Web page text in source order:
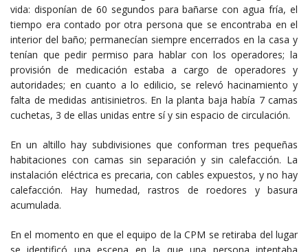
vida: disponían de 60 segundos para bañarse con agua fría, el
tiempo era contado por otra persona que se encontraba en el
interior del baño; permanecían siempre encerrados en la casa y
tenían que pedir permiso para hablar con los operadores; la
provisión de medicación estaba a cargo de operadores y
autoridades; en cuanto a lo edilicio, se relevó hacinamiento y
falta de medidas antisinietros. En la planta baja había 7 camas
cuchetas, 3 de ellas unidas entre sí y sin espacio de circulación.
En un altillo hay subdivisiones que conforman tres pequeñas
habitaciones con camas sin separación y sin calefacción. La
instalación eléctrica es precaria, con cables expuestos, y no hay
calefacción. Hay humedad, rastros de roedores y basura
acumulada.
En el momento en que el equipo de la CPM se retiraba del lugar